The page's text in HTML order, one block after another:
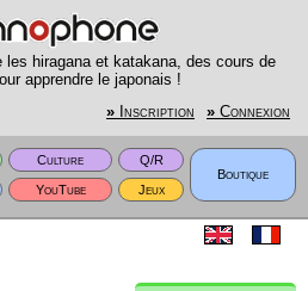
les hiragana et katakana, des cours de
apprendre le japonais !
» Inscription » Connexion
Culture
Q/R
Boutique
YouTube Jeux